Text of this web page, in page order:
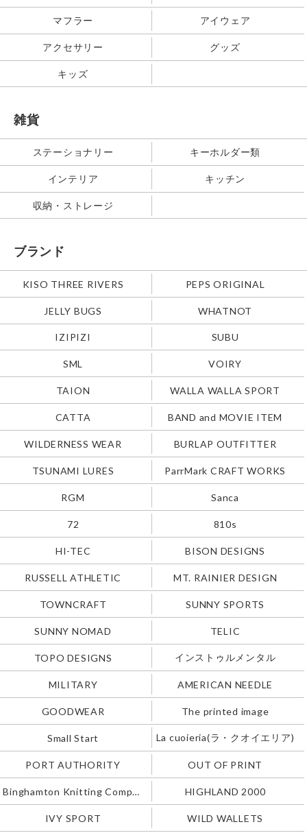
マフラー アイウェア
アクセサリー グッズ
キッズ
雑貨
ステーショナリー キーホルダー類
インテリア キッチン
収納・ストレージ
ブランド
KISO THREE RIVERS PEPS ORIGINAL
JELLY BUGS WHATNOT
IZIPIZI SUBU
SML VOIRY
TAION WALLA WALLA SPORT
CATTA BAND and MOVIE ITEM
WILDERNESS WEAR BURLAP OUTFITTER
TSUNAMI LURES ParrMark CRAFT WORKS
RGM Sanca
72 810s
HI-TEC BISON DESIGNS
RUSSELL ATHLETIC MT. RAINIER DESIGN
TOWNCRAFT SUNNY SPORTS
SUNNY NOMAD TELIC
TOPO DESIGNS インストゥルメンタル
MILITARY AMERICAN NEEDLE
GOODWEAR The printed image
Small Start La cuoieria(ラ・クオイエリア)
PORT AUTHORITY OUT OF PRINT
Binghamton Knitting Company HIGHLAND 2000
IVY SPORT WILD WALLETS